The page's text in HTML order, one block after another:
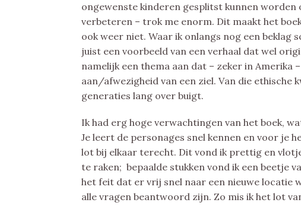
ongewenste kinderen gesplitst kunnen
verbeteren – trok me enorm. Dit maakt het
ook weer niet. Waar ik onlangs nog een beklag
juist een voorbeeld van een verhaal dat wel
namelijk een thema aan dat – zeker in Amerika
aan/afwezigheid van een ziel. Van die ethische
generaties lang over buigt.
Ik had erg hoge verwachtingen van het boek,
Je leert de personages snel kennen en voor je
lot bij elkaar terecht. Dit vond ik prettig en
te raken; bepaalde stukken vond ik een beetje
het feit dat er vrij snel naar een nieuwe locatie
alle vragen beantwoord zijn. Zo mis ik het lot